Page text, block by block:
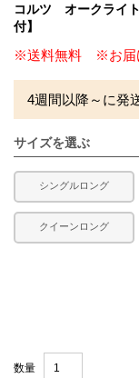
コルツ オークライ
付】
※送料無料 ※お届
4週間以降～に発
サイズを選ぶ
シングルロング
クイーンロング